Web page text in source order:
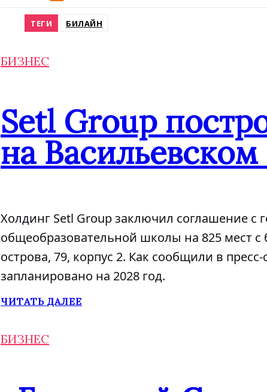
ТЕГИ БИЛАЙН
БИЗНЕС
Setl Group
на Васильевском
Холдинг Setl Group заключил соглашение с
общеобразовательной школы на 825 мест с
острова, 79, корпус 2. Как сообщили в
запланировано на 2028 год.
ЧИТАТЬ ДАЛЕЕ
БИЗНЕС